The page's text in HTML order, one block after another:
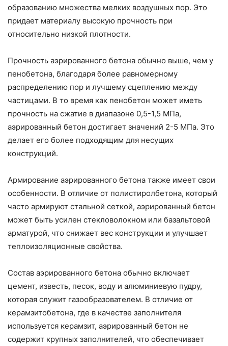
образованию множества мелких воздушных пор. Это
придает материалу высокую прочность при
относительно низкой плотности.
Прочность аэрированного бетона обычно выше, чем у
пенобетона, благодаря более равномерному
распределению пор и лучшему сцеплению между
частицами. В то время как пенобетон может иметь
прочность на сжатие в диапазоне 0,5-1,5 МПа,
аэрированный бетон достигает значений 2-5 МПа. Это
делает его более подходящим для несущих
конструкций.
Армирование аэрированного бетона также имеет свои
особенности. В отличие от полистиролбетона, который
часто армируют стальной сеткой, аэрированный бетон
может быть усилен стекловолокном или базальтовой
арматурой, что снижает вес конструкции и улучшает
теплоизоляционные свойства.
Состав аэрированного бетона обычно включает
цемент, известь, песок, воду и алюминиевую пудру,
которая служит газообразователем. В отличие от
керамзитобетона, где в качестве заполнителя
используется керамзит, аэрированный бетон не
содержит крупных заполнителей, что обеспечивает